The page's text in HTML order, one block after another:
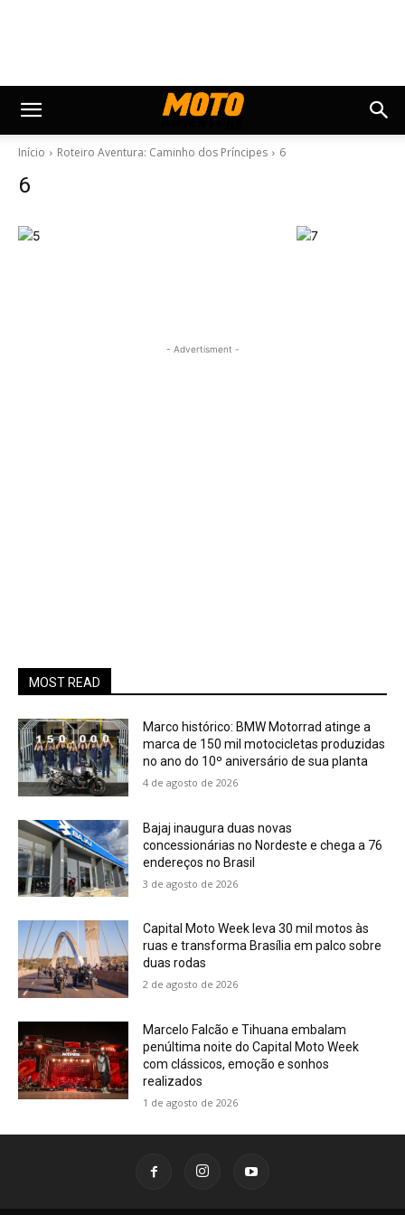
Início Roteiro Aventura: Caminho dos Príncipes 6
6
- Advertisment -
MOST READ
Marco histórico: BMW Motorrad atinge a
marca de 150 mil motocicletas produzidas
no ano do 10º aniversário de sua planta
4 de agosto de 2026
Bajaj inaugura duas novas
concessionárias no Nordeste e chega a 76
endereços no Brasil
3 de agosto de 2026
Capital Moto Week leva 30 mil motos às
ruas e transforma Brasília em palco sobre
duas rodas
2 de agosto de 2026
Marcelo Falcão e Tihuana embalam
penúltima noite do Capital Moto Week
com clássicos, emoção e sonhos
realizados
1 de agosto de 2026